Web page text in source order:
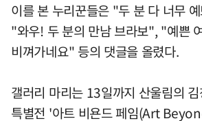
이를 본 누리꾼들은 "두 분 다 너무
"와우! 두 분의 만남 브라보", "예쁜
비껴가네요" 등의 댓글을 올렸다.
갤러리 마리는 13일까지 산울림의
특별전 '아트 비욘드 페임(Art